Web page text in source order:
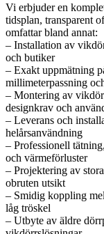
Vi erbjuder en
tidsplan, transparent
omfattar bland annat:
– Installation av
och butiker
– Exakt uppmätning
millimeterpassning
– Montering av
designkrav och
– Leverans och
helårsanvändning
– Professionell
och värmeförluster
– Projektering av
obruten utsikt
– Smidig koppling
låg tröskel
– Utbyte av äldre